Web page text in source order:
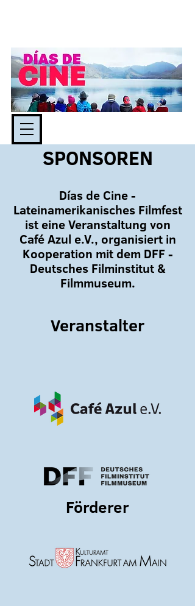
SPONSOREN
Días de Cine -
Lateinamerikanisches Filmfest
ist eine Veranstaltung von
Café Azul e.V., organisiert in
Kooperation mit dem DFF -
Deutsches Filminstitut &
Filmmuseum.
Veranstalter
Förderer